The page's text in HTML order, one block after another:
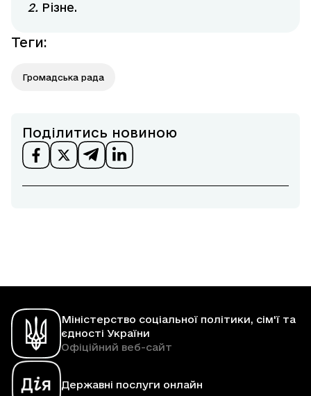
2. Різне.
Теги:
Громадська рада
Поділитись новиною
Міністерство соціальної політики, сім'ї та
єдності України
Офіційний веб-сайт
Державні послуги онлайн